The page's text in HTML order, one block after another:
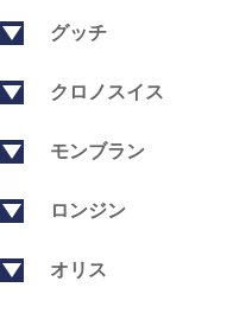
グッチ
クロノスイス
モンブラン
ロンジン
オリス